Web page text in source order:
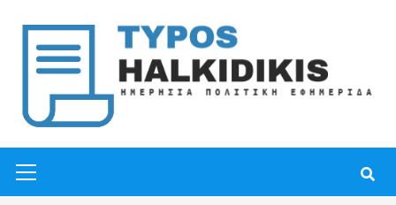
content
Menu